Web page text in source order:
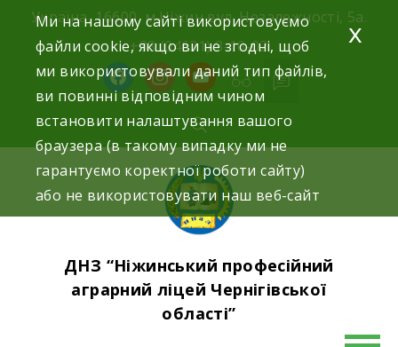
content
Україна, 16600, м.Ніжин вул. Незалежності, 5а.
+38 (04631) 3-10-02
facebookinstagram
youtube
ДНЗ “Ніжинський професійний
аграрний ліцей Чернігівської
області”
Ми на нашому сайті використовуємо
файли cookie, якщо ви не згодні, щоб
ми використовували даний тип файлів,
ви повинні відповідним чином
встановити налаштування вашого
браузера (в такому випадку ми не
гарантуємо коректної роботи сайту)
або не використовувати наш веб-сайт
x